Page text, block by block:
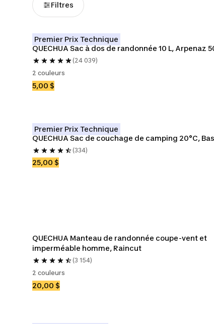
Filtres
Premier Prix Technique
QUECHUA Sac à dos de randonnée 10 L, Arpenaz
(24 039)
2 couleurs
5,00 $
Premier Prix Technique
QUECHUA Sac de couchage de camping 20°C,
(334)
25,00 $
QUECHUA Manteau de randonnée coupe-vent et
imperméable homme, Raincut
(3 154)
2 couleurs
20,00 $